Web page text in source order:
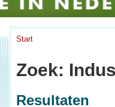
Start
Zoek:
Resultaten